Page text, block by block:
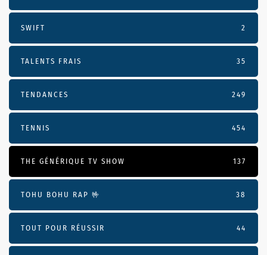
SWIFT 2
TALENTS FRAIS 35
TENDANCES 249
TENNIS 454
THE GÉNÉRIQUE TV SHOW 137
TOHU BOHU RAP 🤟 38
TOUT POUR RÉUSSIR 44